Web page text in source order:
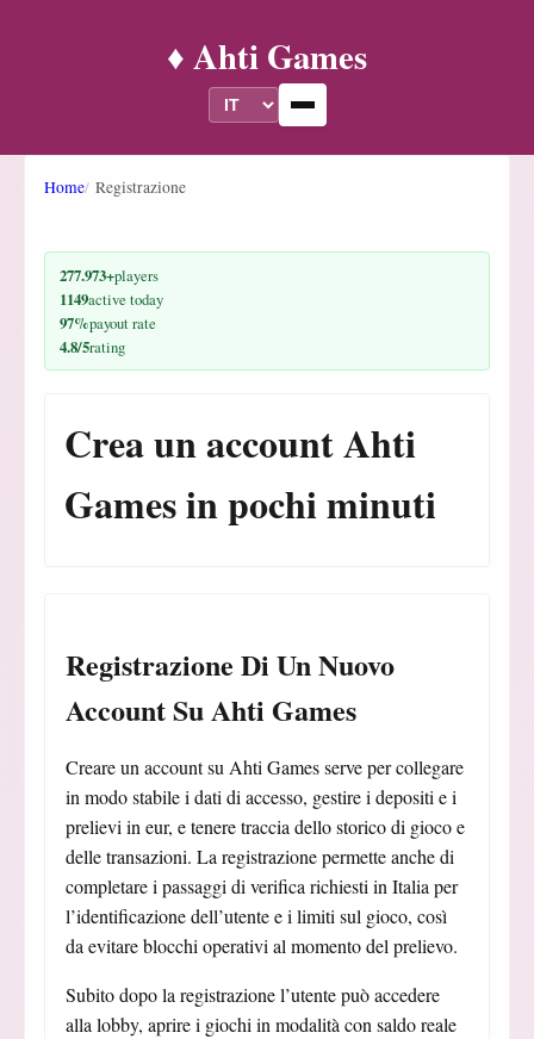
♦️ Ahti Games
Home Registrazione
277.973+players
1149active today
97%payout rate
4.8/5rating
Crea un account Ahti
Games in pochi minuti
Registrazione Di Un Nuovo
Account Su Ahti Games
Creare un account su Ahti Games serve per collegare
in modo stabile i dati di accesso, gestire i depositi e i
prelievi in eur, e tenere traccia dello storico di gioco e
delle transazioni. La registrazione permette anche di
completare i passaggi di verifica richiesti in Italia per
l’identificazione dell’utente e i limiti sul gioco, così
da evitare blocchi operativi al momento del prelievo.
Subito dopo la registrazione l’utente può accedere
alla lobby, aprire i giochi in modalità con saldo reale